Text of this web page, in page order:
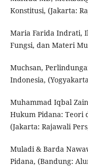
Konstitusi, (Jakarta:
Maria Farida Indrati,
Fungsi, dan Materi
Muchsan,
Indonesia,
Muhammad Iqbal
Hukum Pidana: Teori
(Jakarta: Rajawali
Muladi & Barda
Pidana, (Bandung: